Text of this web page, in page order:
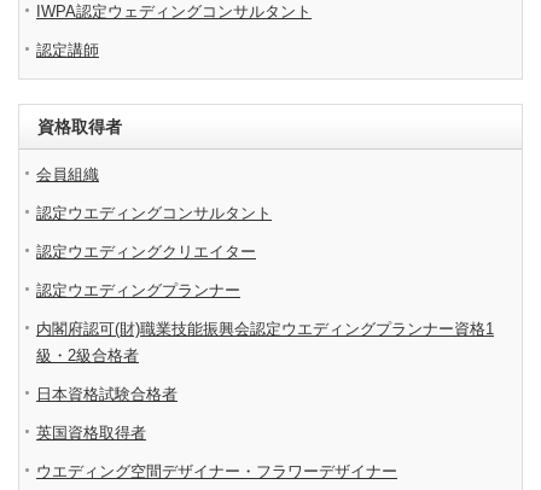
IWPA認定ウェディングコンサルタント
認定講師
資格取得者
会員組織
認定ウエディングコンサルタント
認定ウエディングクリエイター
認定ウエディングプランナー
内閣府認可(財)職業技能振興会認定ウエディングプランナー資格1
級・2級合格者
日本資格試験合格者
英国資格取得者
ウエディング空間デザイナー・フラワーデザイナー